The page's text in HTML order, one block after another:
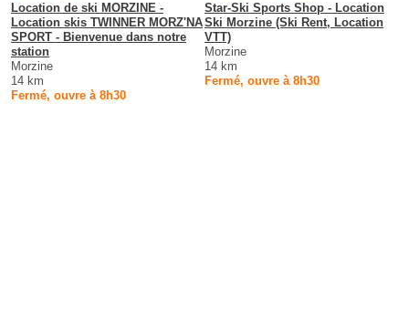
Location de ski MORZINE -
Location skis TWINNER MORZ'NA
SPORT - Bienvenue dans notre
station
Morzine
14 km
Fermé, ouvre à 8h30
Star-Ski Sports Shop - Location
Ski Morzine (Ski Rent, Location
VTT)
Morzine
14 km
Fermé, ouvre à 8h30